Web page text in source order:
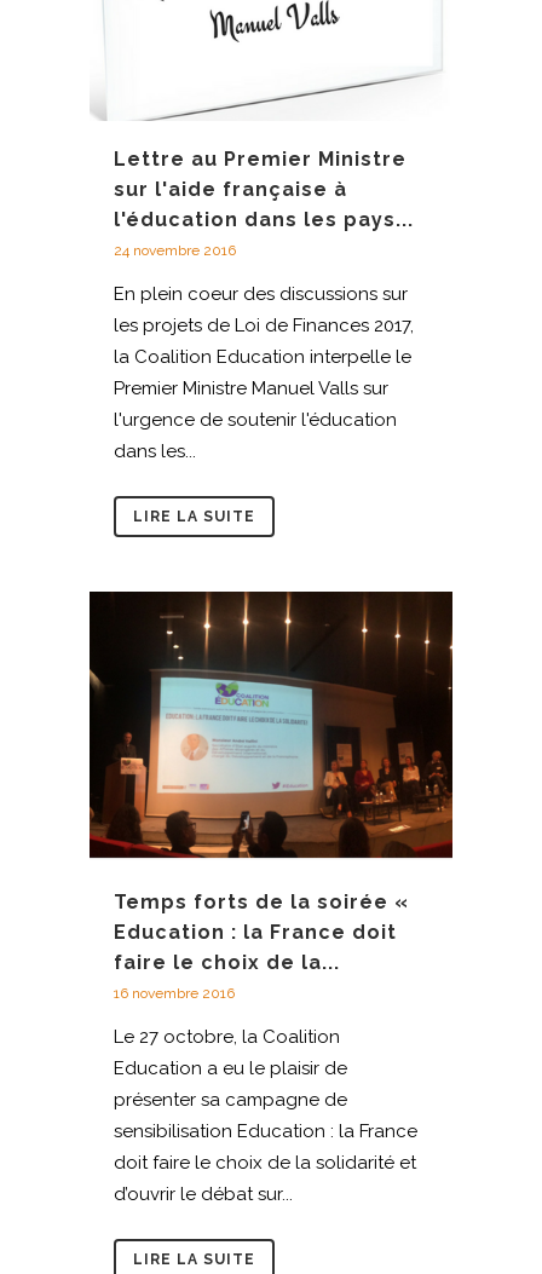
Lettre au Premier Ministre
sur l'aide française à
l'éducation dans les pays...
24 novembre 2016
En plein coeur des discussions sur
les projets de Loi de Finances 2017,
la Coalition Education interpelle le
Premier Ministre Manuel Valls sur
l'urgence de soutenir l'éducation
dans les...
LIRE LA SUITE
Temps forts de la soirée «
Education : la France doit
faire le choix de la...
16 novembre 2016
Le 27 octobre, la Coalition
Education a eu le plaisir de
présenter sa campagne de
sensibilisation Education : la France
doit faire le choix de la solidarité et
d’ouvrir le débat sur...
LIRE LA SUITE